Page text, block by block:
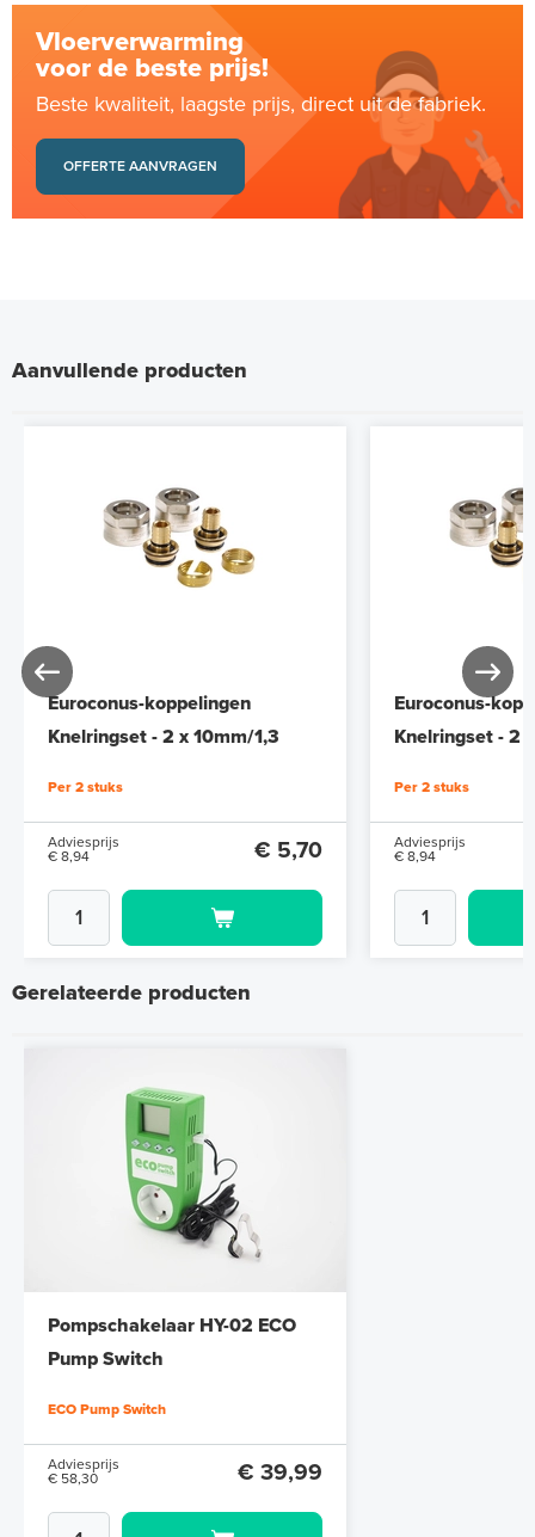
Vloerverwarming
voor de beste prijs!
Beste kwaliteit, laagste prijs, direct uit de fabriek.
OFFERTE AANVRAGEN
Aanvullende producten
Euroconus-koppelingen
Knelringset - 2 x 10mm/1,3
Per 2 stuks
Adviesprijs
€ 8,94
€ 5,70
Euroconus-
Knelringset - 2
Per 2 stuks
Adviesprijs
€ 8,94
Gerelateerde producten
Pompschakelaar HY-02 ECO
Pump Switch
ECO Pump Switch
Adviesprijs
€ 58,30
€ 39,99